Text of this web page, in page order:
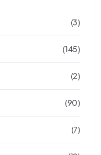
(3)
(145)
(2)
(90)
(7)